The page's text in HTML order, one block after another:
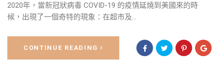
2020年，當新冠狀病毒 COVID-19 的疫情延燒到美國來的時
候，出現了一個奇特的現象：在超市及...
CONTINUE READING